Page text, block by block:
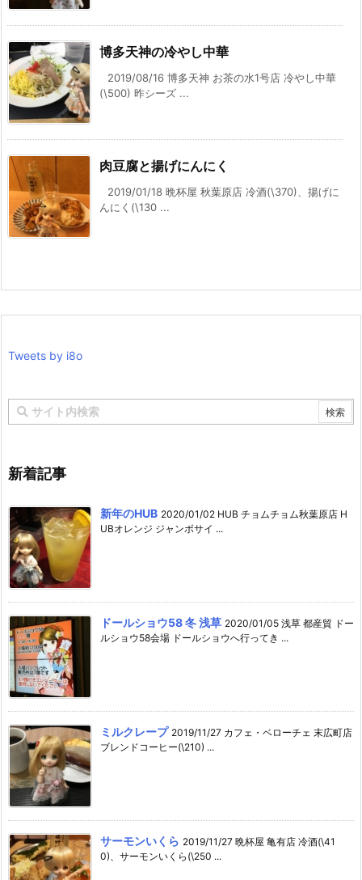
博多天神の冷やし中華
2019/08/16 博多天神 お茶の水1号店 冷やし中華
(\500) 昨シーズ ...
肉豆腐と揚げにんにく
2019/01/18 晩杯屋 秋葉原店 冷酒(\370)、揚げに
んにく(\130 ...
Tweets by i8o
新着記事
新年のHUB 2020/01/02 HUB チョムチョム秋葉原店 H
UBオレンジ ジャンボサイ ...
ドールショウ58 冬 浅草 2020/01/05 浅草 都産貿 ドー
ルショウ58会場 ドールショウへ行ってき ...
ミルクレープ 2019/11/27 カフェ・ベローチェ 末広町店
ブレンドコーヒー(\210) ...
サーモンいくら 2019/11/27 晩杯屋 亀有店 冷酒(\41
0)、サーモンいくら(\250 ...